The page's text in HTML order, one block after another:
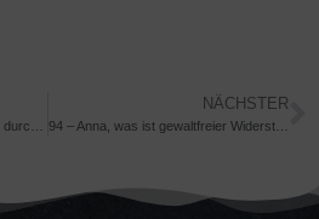
NÄCHSTER
94 – Anna, was ist gewaltfreier Widerstand?